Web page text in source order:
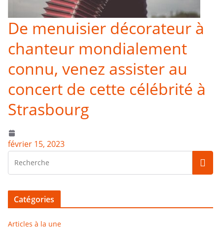
De menuisier décorateur à
chanteur mondialement
connu, venez assister au
concert de cette célébrité à
Strasbourg
février 15, 2023
Catégories
Articles à la une